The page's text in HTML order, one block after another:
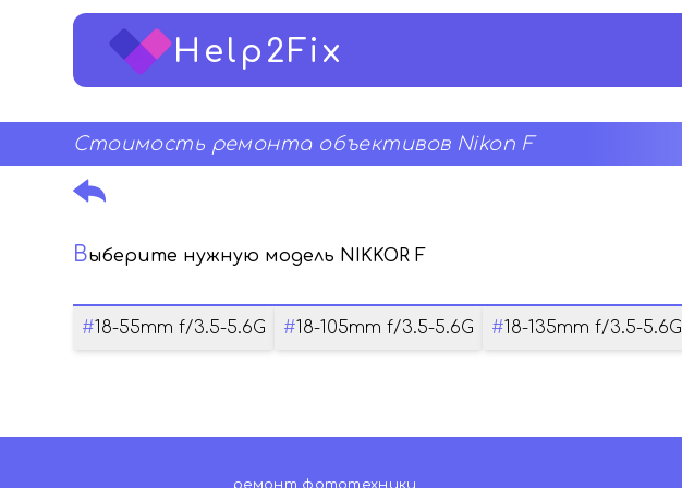
Help2Fix
Стоимость ремонта объективов Nikon F
Выберите нужную модель NIKKOR F
#18-55mm f/3.5-5.6G #18-105mm f/3.5-5.6G #18-135mm f/3.5-5.6G
ремонт фототехники